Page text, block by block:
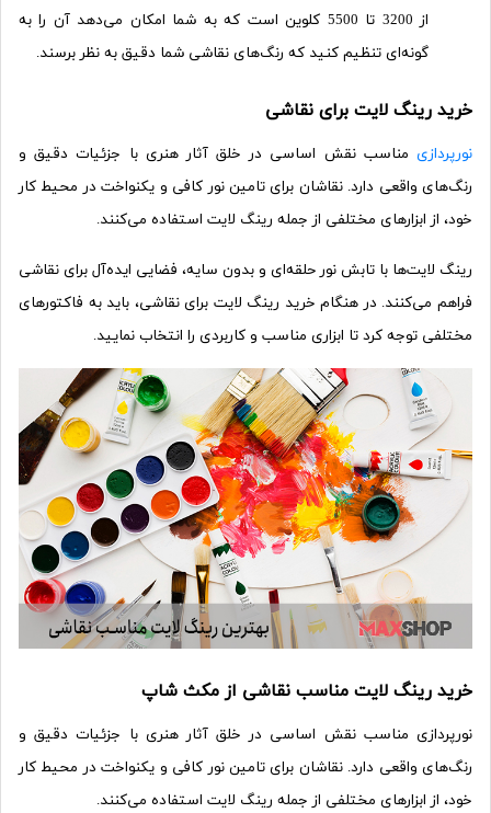
از 3200 تا 5500 کلوین است که به شما امکان می‌دهد آن را به
گونه‌ای تنظیم کنید که رنگ‌های نقاشی شما دقیق به نظر برسند.
خرید رینگ لایت برای نقاشی
نورپردازی مناسب نقش اساسی در خلق آثار هنری با جزئیات دقیق و
رنگ‌های واقعی دارد. نقاشان برای تامین نور کافی و یکنواخت در محیط کار
خود، از ابزارهای مختلفی از جمله رینگ لایت استفاده می‌کنند.
رینگ لایت‌ها با تابش نور حلقه‌ای و بدون سایه، فضایی ایده‌آل برای نقاشی
فراهم می‌کنند. در هنگام خرید رینگ لایت برای نقاشی، باید به فاکتورهای
مختلفی توجه کرد تا ابزاری مناسب و کاربردی را انتخاب نمایید.
خرید رینگ لایت مناسب نقاشی از مکث شاپ
نورپردازی مناسب نقش اساسی در خلق آثار هنری با جزئیات دقیق و
رنگ‌های واقعی دارد. نقاشان برای تامین نور کافی و یکنواخت در محیط کار
خود، از ابزارهای مختلفی از جمله رینگ لایت استفاده می‌کنند.